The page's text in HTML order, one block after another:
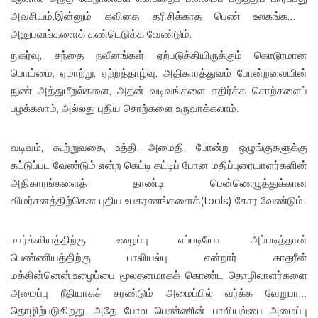
அவசியம்.இன்னும் கவிதை தரிசிக்காத பெண் உலகங்களை,
அனுபவங்களைக் கண்டெடுக்க வேண்டும்.
நுகர்வு, சந்தை நவீனங்கள் ஏற்படுத்தியிருக்கும் கொடூரமான
பொய்மை, ஏமாற்று, ஏற்றத்தாழ்வு, அதிகாரத்துவம் போன்றவையின்
நுண் அத்துமீறல்களை, அதன் வடிவங்களை எதிர்க்க சொற்களைப்
பழக்கலாம், அல்லது புதிய சொற்களை உருவாக்கலாம்.
வடிவம், கூற்றுவகை, உத்தி, அமைதி, போன்ற ஒழுங்குகளுக்கு
கட்டுப்பட வேண்டும் என்ற கெட்டி தட்டிப் போன மதிப்புரையாளர்களின்
அதிகாரங்களைத் தாண்டி பென்ணெழுத்துக்கான
விமர்சனத்திற்கென புதிய உபகரணங்களைக்(tools) கோர வேண்டும்.
மார்க்ஸியத்திற்கு உழைப்பு எப்படியோ அப்படித்தான்
பெண்ணியத்திற்கு பாலியல்பு என்றார் காதரீன்
மக்கின்னென்.உழைப்பை மூலதனமாகக் கொண்ட தொழிலாளர்களை
அமைப்பு ரீதியாகச் சுரண்டும் அமைப்பில் வர்க்க வேறுபாடு
தொழிற்படுகிறது. அதே போல பெண்ணின் பாலியல்பை அமைப்பு